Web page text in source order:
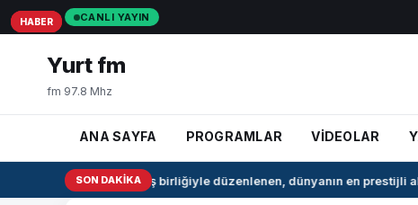
CANLI YAYIN
Yurt fm
fm 97.8 Mhz
ANA SAYFA PROGRAMLAR VİDEOLAR
SON DAKIKA
NBA ve FIBA iş birliğiyle düzenlenen, dünyanın en prestijli
HABER
HABER
HABER